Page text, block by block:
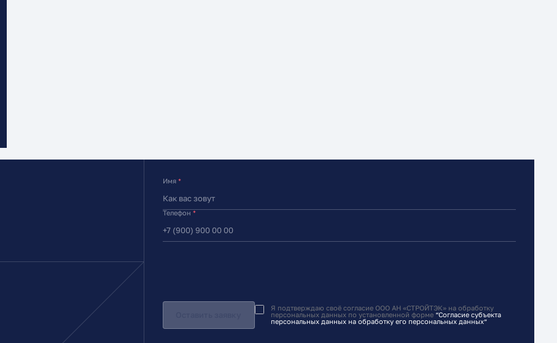
Имя *
Телефон *
Я подтверждаю своё согласие ООО АН «СТРОЙТЭК» на обработку
персональных данных по установленной форме “Согласие субъекта
персональных данных на обработку его персональных данных”